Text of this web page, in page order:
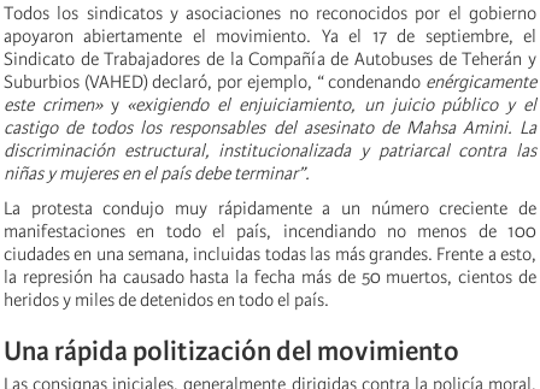
Todos los sindicatos y asociaciones no reconocidos por el gobierno
apoyaron abiertamente el movimiento. Ya el 17 de septiembre, el
Sindicato de Trabajadores de la Compañía de Autobuses de Teherán y
Suburbios (VAHED) declaró, por ejemplo, “ condenando enérgicamente
este crimen»y «exigiendo el enjuiciamiento, un juicio público y el
castigo de todos los responsables del asesinato de Mahsa Amini. La
discriminación estructural, institucionalizada y patriarcal contra las
niñas y mujeres en el país debe terminar”.
La protesta condujo muy rápidamente a un número creciente de
manifestaciones en todo el país, incendiando no menos de 100
ciudades en una semana, incluidas todas las más grandes. Frente a esto,
la represión ha causado hasta la fecha más de 50 muertos, cientos de
heridos y miles de detenidos en todo el país.
Una rápida politización del movimiento
Las consignas iniciales, generalmente dirigidas contra la policía moral,